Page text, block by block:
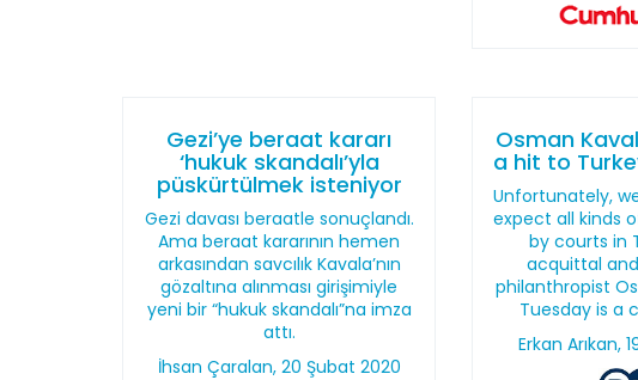
Gezi’ye beraat kararı
‘hukuk skandalı’yla
püskürtülmek isteniyor
Gezi davası beraatle sonuçlandı.
Ama beraat kararının hemen
arkasından savcılık Kavala’nın
gözaltına alınması girişimiyle
yeni bir “hukuk skandalı”na imza
attı.
İhsan Çaralan, 20 Şubat 2020
Osman
a hit to
Unfortunately,
expect all kinds
by courts in
acquittal
philanthropist
Tuesday is a
Erkan Arıkan,